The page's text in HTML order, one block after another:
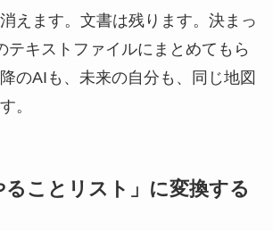
えます。文書は残ります。決まっ
テキストファイルにまとめてもら
のAIも、未来の自分も、同じ地図
。
ることリスト」に変換する